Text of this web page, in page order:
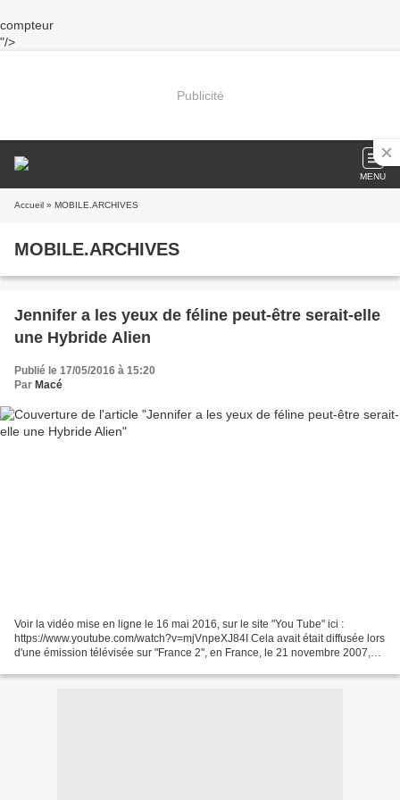
compteur
"/>
Publicité
MENU
Accueil » MOBILE.ARCHIVES
MOBILE.ARCHIVES
Jennifer a les yeux de féline peut-être serait-elle
une Hybride Alien
Publié le 17/05/2016 à 15:20
Par Macé
Voir la vidéo mise en ligne le 16 mai 2016, sur le site "You Tube" ici :
https://www.youtube.com/watch?v=mjVnpeXJ84I Cela avait était diffusée lors
d'une émission télévisée sur "France 2", en France, le 21 novembre 2007,